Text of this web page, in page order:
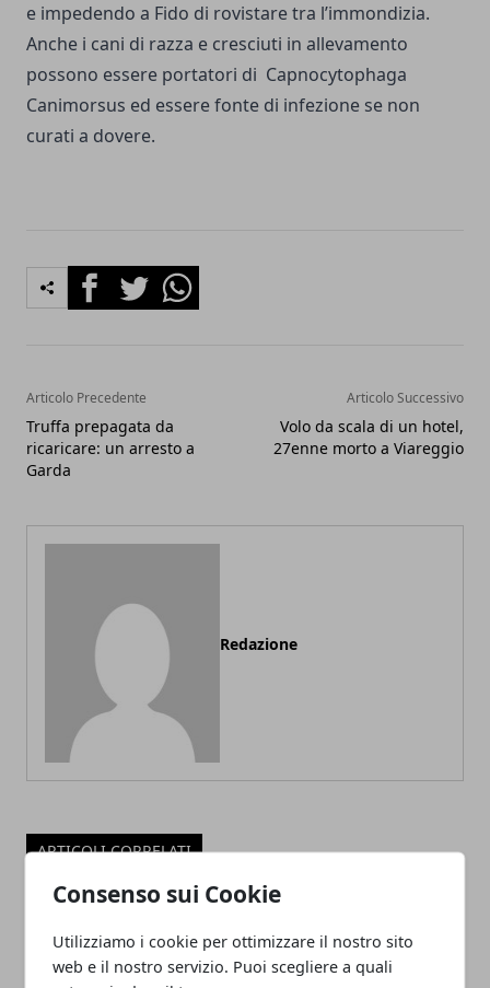
Consenso sui Cookie
Utilizziamo i cookie per ottimizzare il nostro sito
web e il nostro servizio. Puoi scegliere a quali
e impedendo a Fido di rovistare tra l’immondizia.
Anche i cani di razza e cresciuti in allevamento
possono essere portatori di Capnocytophaga
Canimorsus ed essere fonte di infezione se non
curati a dovere.
FacebookTwitterWhatsapp
Articolo Precedente
Truffa prepagata da
ricaricare: un arresto a
Garda
Articolo Successivo
Volo da scala di un hotel,
27enne morto a Viareggio
Redazione
ARTICOLI CORRELATI